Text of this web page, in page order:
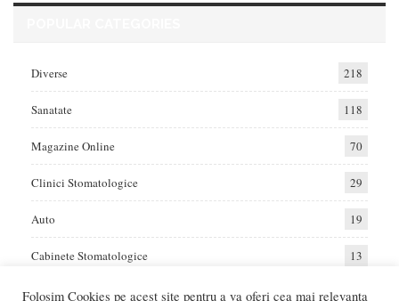
Diverse 218
Sanatate 118
Magazine Online 70
Clinici Stomatologice 29
Auto 19
Cabinete Stomatologice 13
Folosim Cookies pe acest site pentru a va oferi cea mai relevanta